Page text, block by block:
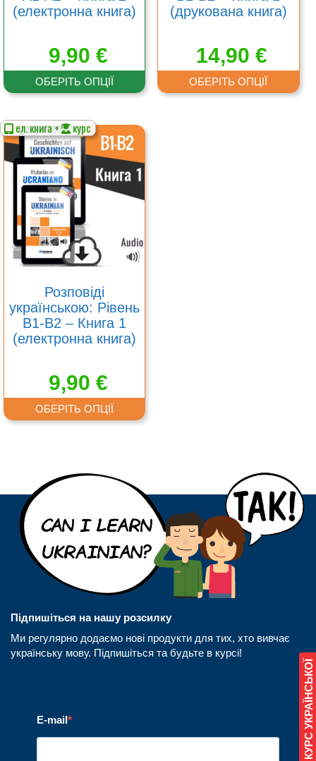
КУРС УКРАЇНСЬКОЇ
(електронна книга)
9,90 €
ОБЕРІТЬ ОПЦІЇ
(друкована книга)
14,90€
ОБЕРІТЬ ОПЦІЇ
ел. книга + курс
Розповіді
українською: Рівень
B1-B2 – Книга 1
(електронна книга)
9,90 €
ОБЕРІТЬ ОПЦІЇ
Цей
товар
має
кілька
варіантів.
Параметри
можна
вибрати
на
сторінці
Підпишіться на нашу розсилку
Ми регулярно додаємо нові продукти для тих, хто вивчає
українську мову. Підпишіться та будьте в курсі!
E-mail